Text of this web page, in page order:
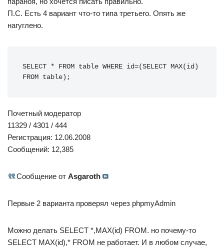
П.С. Есть 4 вариант что-то типа третьего. Опять же
нагуглено.
SELECT * FROM table WHERE id=( SELECT MAX( id )
FROM table ) ;
Почетный модератор
11329 / 4301 / 444
Регистрация: 12.06.2008
Сообщений: 12,385
Сообщение от Asgaroth
Первые 2 варианта проверял через phpmyAdmin
Можно делать SELECT *,MAX(id) FROM. но почему-то
SELECT MAX(id),* FROM не работает. И в любом случае,